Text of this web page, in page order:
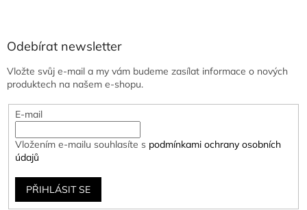
Odebírat newsletter
Vložte svůj e-mail a my vám budeme zasílat informace o nových
produktech na našem e-shopu.
E-mail
Vložením e-mailu souhlasíte s podmínkami ochrany osobních
údajů
PŘIHLÁSIT SE